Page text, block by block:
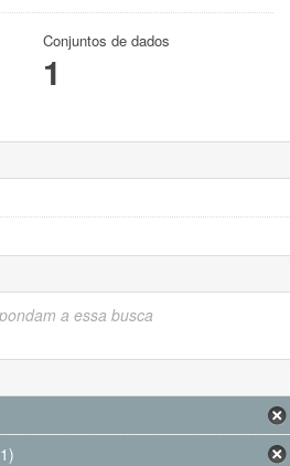
Conjuntos de dados
1
a essa busca